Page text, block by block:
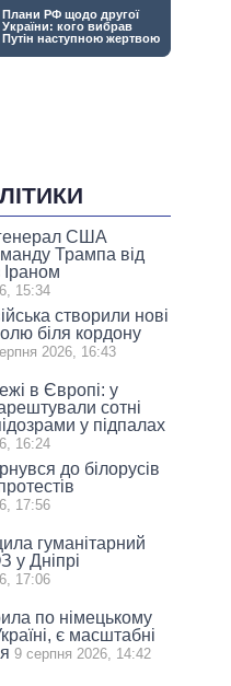
США
Трампа від
Іраном
15:34
створили нові
біля кордону
2026, 16:43
в Європі: у
сотні
у підпалах
16:24
до білорусів
17:56
гуманітарний
у Дніпрі
17:06
по німецькому
є масштабні
9 серпня 2026, 14:42